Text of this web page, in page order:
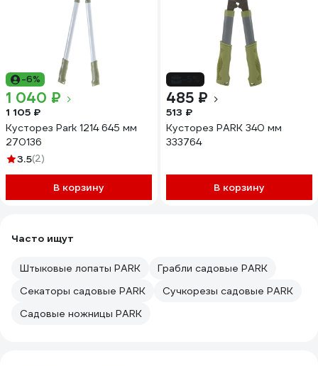
-6%
1 040 ₽
1 105 ₽
Кусторез Park 1214 645 мм
270136
3.5(2)
В корзину
485 ₽
513 ₽
Кусторез PARK 340 мм
333764
В корзину
Часто ищут
Штыковые лопаты PARK
Грабли садовые PARK
Секаторы садовые PARK
Сучкорезы садовые PARK
Садовые ножницы PARK